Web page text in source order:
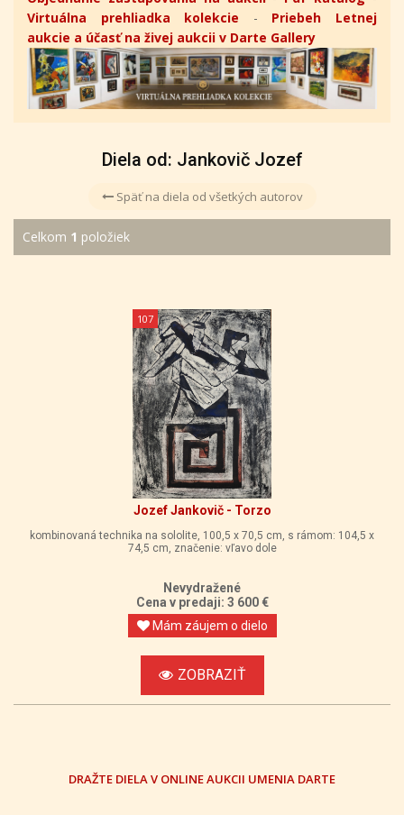
Virtuálna prehliadka kolekcie - Priebeh Letnej
aukcie a účasť na živej aukcii v Darte Gallery
Diela od: Jankovič Jozef
Späť na diela od všetkých autorov
Celkom 1 položiek
107
Jozef Jankovič - Torzo
kombinovaná technika na sololite, 100,5 x 70,5 cm, s rámom: 104,5 x
74,5 cm, značenie: vľavo dole
Nevydražené
Cena v predaji: 3 600 €
Mám záujem o dielo
ZOBRAZIŤ
DRAŽTE DIELA V ONLINE AUKCII UMENIA DARTE